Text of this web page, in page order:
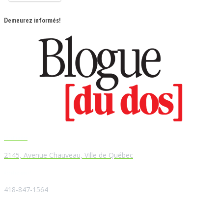
Demeurez informés!
2145, Avenue Chauveau, Ville de Québec
418-847-1564